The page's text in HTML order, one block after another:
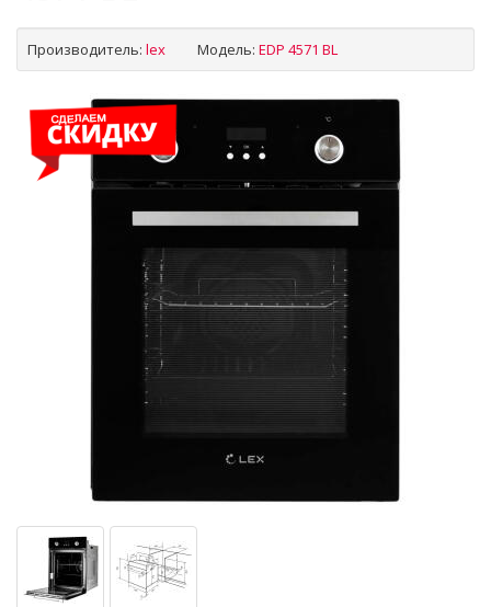
Производитель: lex Модель: EDP 4571 BL